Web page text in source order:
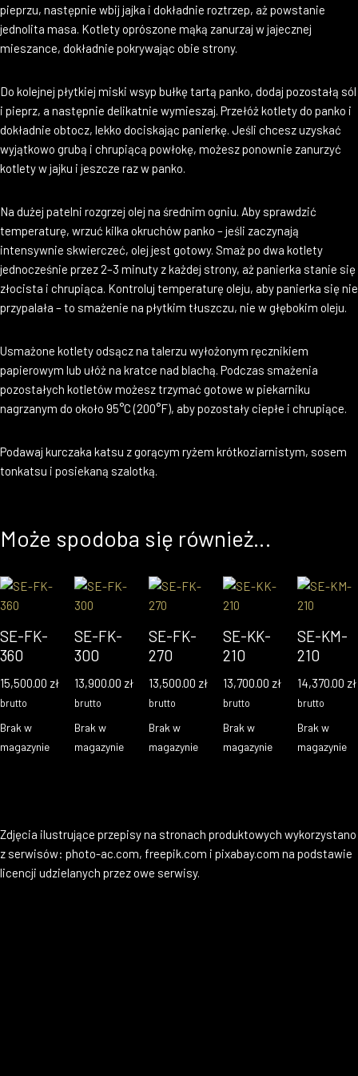
pieprzu, następnie wbij jajka i dokładnie roztrzep, aż powstanie
jednolita masa. Kotlety oprószone mąką zanurzaj w jajecznej
mieszance, dokładnie pokrywając obie strony.
Do kolejnej płytkiej miski wsyp bułkę tartą panko, dodaj pozostałą sól
i pieprz, a następnie delikatnie wymieszaj. Przełóż kotlety do panko i
dokładnie obtocz, lekko dociskając panierkę. Jeśli chcesz uzyskać
wyjątkowo grubą i chrupiącą powłokę, możesz ponownie zanurzyć
kotlety w jajku i jeszcze raz w panko.
Na dużej patelni rozgrzej olej na średnim ogniu. Aby sprawdzić
temperaturę, wrzuć kilka okruchów panko – jeśli zaczynają
intensywnie skwierczeć, olej jest gotowy. Smaż po dwa kotlety
jednocześnie przez 2–3 minuty z każdej strony, aż panierka stanie się
złocista i chrupiąca. Kontroluj temperaturę oleju, aby panierka się nie
przypalała – to smażenie na płytkim tłuszczu, nie w głębokim oleju.
Usmażone kotlety odsącz na talerzu wyłożonym ręcznikiem
papierowym lub ułóż na kratce nad blachą. Podczas smażenia
pozostałych kotletów możesz trzymać gotowe w piekarniku
nagrzanym do około 95°C (200°F), aby pozostały ciepłe i chrupiące.
Podawaj kurczaka katsu z gorącym ryżem krótkoziarnistym, sosem
tonkatsu i posiekaną szalotką.
Może spodoba się również…
SE-FK-
360
15,500.00 zł
brutto
Brak w
magazynie
SE-FK-
300
13,900.00 zł
brutto
Brak w
magazynie
SE-FK-
270
13,500.00 zł
brutto
Brak w
magazynie
SE-KK-
210
13,700.00 zł
brutto
Brak w
magazynie
SE-KM-
210
14,370.00 zł
brutto
Brak w
magazynie
Zdjęcia ilustrujące przepisy na stronach produktowych wykorzystano
z serwisów: photo-ac.com, freepik.com i pixabay.com na podstawie
licencji udzielanych przez owe serwisy.